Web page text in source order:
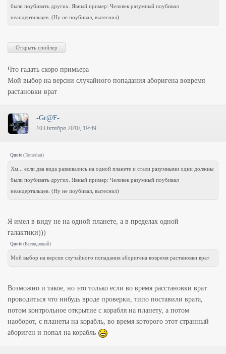
были поубивать других. Явный пример: Человек разумный поубивал
неандертальцев. (Ну не поубивал, вытеснил)
Что гадать скоро примьера
Мой выбор на версии случайного попадания аборигена вовремя
растановки врат
-Gr@F-
10 Октября 2010, 19:49
Quote (Tamerlan)
Хм... если два вида развивались на одной планете и стали разумными одни должны
были поубивать других. Явный пример: Человек разумный поубивал
неандертальцев. (Ну не поубивал, вытеснил)
Я имел в виду не на одной планете, а в пределах одной
галактики)))
Quote (Всевидящий)
Мой выбор на версии случайного попадания аборигена вовремя растановки врат
Возможно и такое, но это только если во время расстановки врат
проводиться что нибудь вроде проверки, типо поставили врата,
потом контрольное открытие с корабля на планету, а потом
наоборот, с планеты на корабль, во время которого этот странный
абориген и попал на корабль